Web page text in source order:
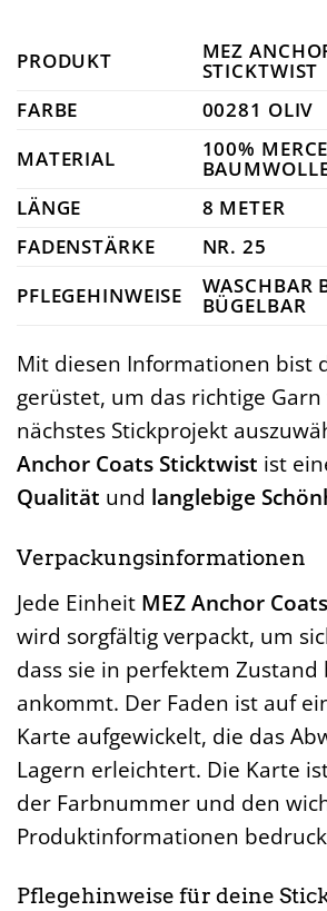
PRODUKT MEZ
STICKTWIST
FARBE
00281 OLIV
MATERIAL
100%
LÄNGE
8 METER
FADENSTÄRKE
NR. 25
PFLEGEHINWEISE
WASCHBAR
BÜGELBAR
Mit diesen Informationen bist
gerüstet, um das richtige
nächstes Stickprojekt
Anchor Coats Sticktwist ist
Qualität und langlebige
Verpackungsinformationen
Jede Einheit MEZ Anchor
wird sorgfältig verpackt, um
dass sie in perfektem Zustand
ankommt. Der Faden ist auf
Karte aufgewickelt, die das
Lagern erleichtert. Die Karte
der Farbnummer und den
Produktinformationen
Pflegehinweise für deine